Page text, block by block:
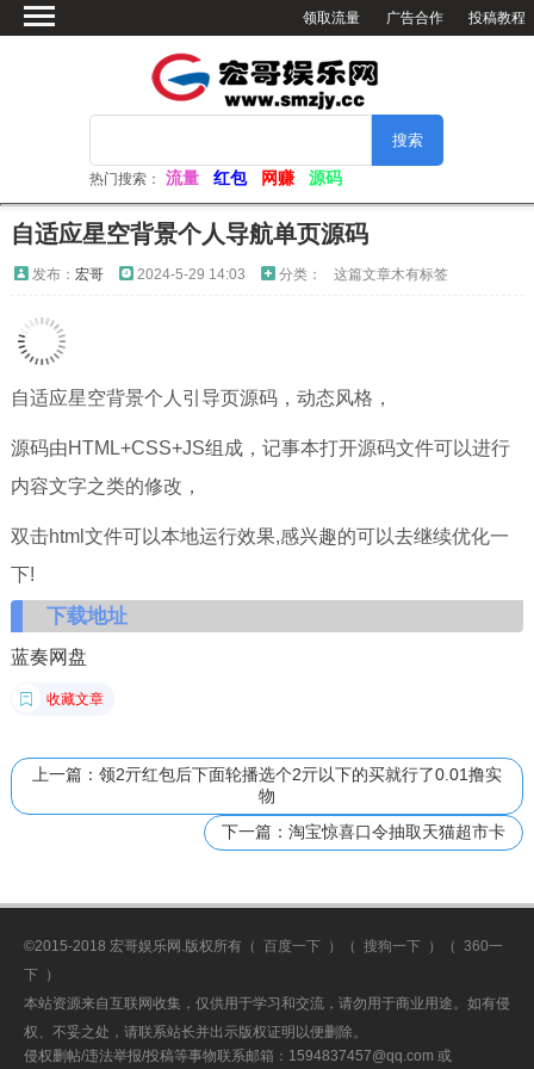
投稿教程
广告合作
领取流量
热门搜索： 流量 红包 网赚 源码
视频解析
电脑壁纸
自适应星空背景个人导航单页源码
发布： 宏哥 2024-5-29 14:03 分类： 这篇文章木有标签
自适应星空背景个人引导页源码，动态风格，
源码由HTML+CSS+JS组成，记事本打开源码文件可以进行
内容文字之类的修改，
双击html文件可以本地运行效果,感兴趣的可以去继续优化一
下!
下载地址
蓝奏网盘
收藏文章
上一篇：领2亓红包后下面轮播选个2亓以下的买就行了0.01撸实
物
下一篇：淘宝惊喜口令抽取天猫超市卡
©2015-2018 宏哥娱乐网.版权所有（ 百度一下 ）（ 搜狗一下 ）（ 360一
下 ）
本站资源来自互联网收集，仅供用于学习和交流，请勿用于商业用途。如有侵
权、不妥之处，请联系站长并出示版权证明以便删除。
侵权删帖/违法举报/投稿等事物联系邮箱：1594837457@qq.com 或